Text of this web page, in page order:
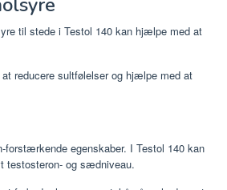
til stede i Testol 140 kan hjælpe med at
reducere sultfølelser og hjælpe med at
forstærkende egenskaber. I Testol 140 kan
testosteron- og sædniveau.